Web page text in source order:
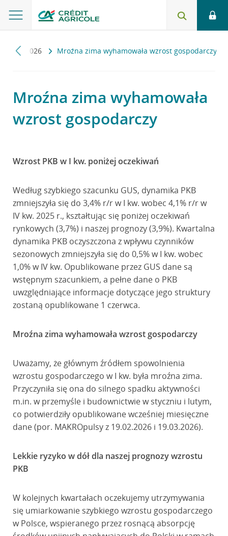
2026 Mroźna zima wyhamowała wzrost gospodarczy
Mroźna zima wyhamowała
wzrost gospodarczy
Wzrost PKB w I kw. poniżej oczekiwań
Według szybkiego szacunku GUS, dynamika PKB
zmniejszyła się do 3,4% r/r w I kw. wobec 4,1% r/r w
IV kw. 2025 r., kształtując się poniżej oczekiwań
rynkowych (3,7%) i naszej prognozy (3,9%). Kwartalna
dynamika PKB oczyszczona z wpływu czynników
sezonowych zmniejszyła się do 0,5% w I kw. wobec
1,0% w IV kw. Opublikowane przez GUS dane są
wstępnym szacunkiem, a pełne dane o PKB
uwzględniające informacje dotyczące jego struktury
zostaną opublikowane 1 czerwca.
Mroźna zima wyhamowała wzrost gospodarczy
Uważamy, że głównym źródłem spowolnienia
wzrostu gospodarczego w I kw. była mroźna zima.
Przyczyniła się ona do silnego spadku aktywności
m.in. w przemyśle i budownictwie w styczniu i lutym,
co potwierdziły opublikowane wcześniej miesięczne
dane (por. MAKROpulsy z 19.02.2026 i 19.03.2026).
Lekkie ryzyko w dół dla naszej prognozy wzrostu
PKB
W kolejnych kwartałach oczekujemy utrzymywania
się umiarkowanie szybkiego wzrostu gospodarczego
w Polsce, wspieranego przez rosnącą absorpcję